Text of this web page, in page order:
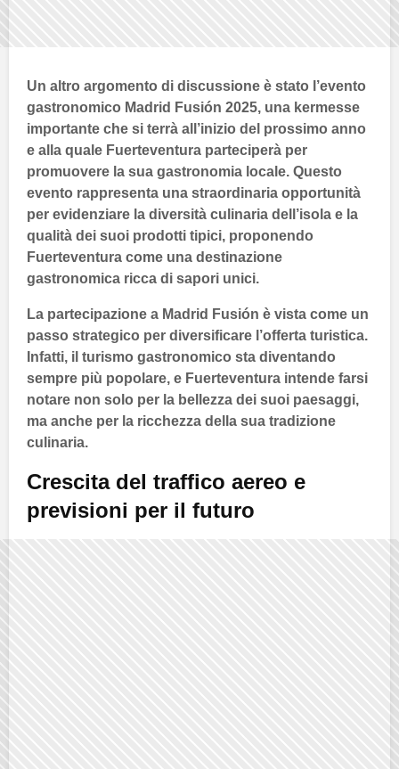
Un altro argomento di discussione è stato l’evento
gastronomico Madrid Fusión 2025, una kermesse
importante che si terrà all’inizio del prossimo anno
e alla quale Fuerteventura parteciperà per
promuovere la sua gastronomia locale. Questo
evento rappresenta una straordinaria opportunità
per evidenziare la diversità culinaria dell’isola e la
qualità dei suoi prodotti tipici, proponendo
Fuerteventura come una destinazione
gastronomica ricca di sapori unici.
La partecipazione a Madrid Fusión è vista come un
passo strategico per diversificare l’offerta turistica.
Infatti, il turismo gastronomico sta diventando
sempre più popolare, e Fuerteventura intende farsi
notare non solo per la bellezza dei suoi paesaggi,
ma anche per la ricchezza della sua tradizione
culinaria.
Crescita del traffico aereo e
previsioni per il futuro